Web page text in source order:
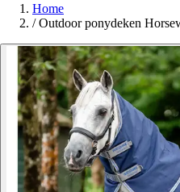
Home
/ Outdoor ponydeken